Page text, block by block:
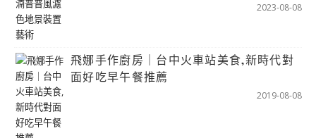
2023-08-08
飛娜手作廚房｜台中火車站美食,新時代對
面好吃早午餐推薦
2019-08-08